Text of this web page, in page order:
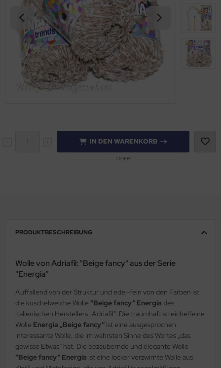
IN DEN WARENKORB
ODER
PRODUKTBESCHREIBUNG
Wolle von Adriafil: "Beige fancy" aus der Serie
"Energia"
Auffallend von der Struktur und edel-fein von den Farben ist
die kuschelweiche Wolle “Beige fancy“ Energia des
italienischen Herstellers „Adriafil“. Die traumhaft streichelfeine
Wolle Energia „Beige fancy“ ist eine ausgesprochen
interessante Wolle, die im wahrsten Sinne des Wortes „das
gewisse Etwas“ hat. Die bezaubernde und elegante Wolle
“Beige fancy“ Energia ist eine locker verzwirnte Wolle aus